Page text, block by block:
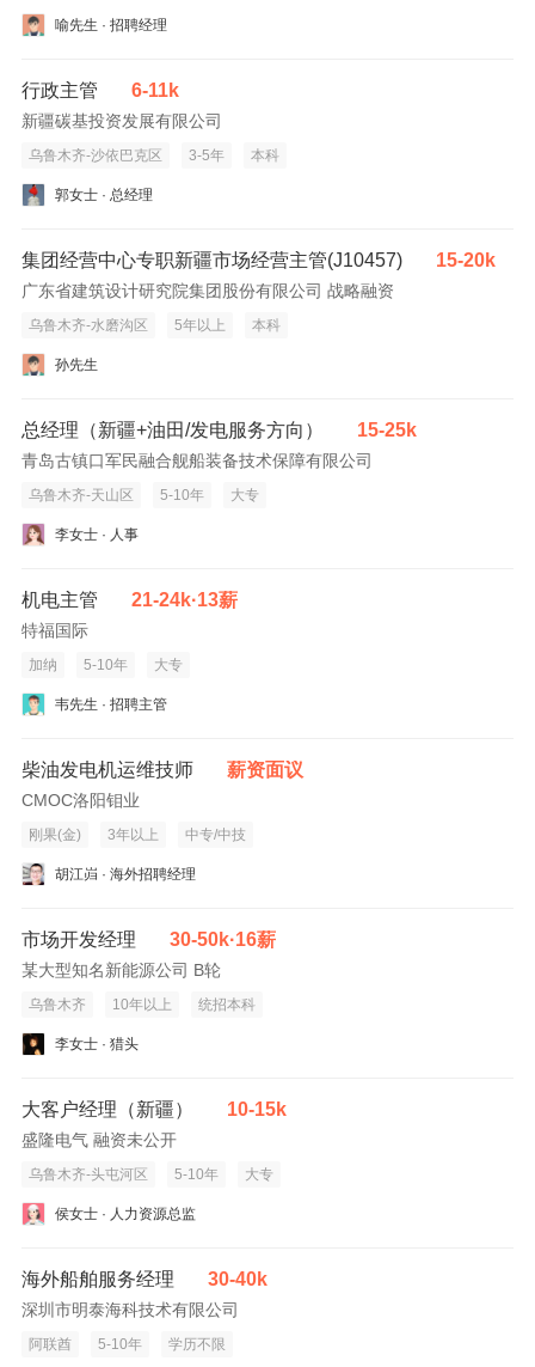
喻先生 · 招聘经理
行政主管 6-11k
新疆碳基投资发展有限公司
乌鲁木齐-沙依巴克区 3-5年 本科
郭女士 · 总经理
集团经营中心专职新疆市场经营主管(J10457) 15-20k
广东省建筑设计研究院集团股份有限公司 战略融资
乌鲁木齐-水磨沟区 5年以上 本科
孙先生
总经理（新疆+油田/发电服务方向） 15-25k
青岛古镇口军民融合舰船装备技术保障有限公司
乌鲁木齐-天山区 5-10年 大专
李女士 · 人事
机电主管 21-24k·13薪
特福国际
加纳 5-10年 大专
韦先生 · 招聘主管
柴油发电机运维技师 薪资面议
CMOC洛阳钼业
刚果(金) 3年以上 中专/中技
胡江岿 · 海外招聘经理
市场开发经理 30-50k·16薪
某大型知名新能源公司 B轮
乌鲁木齐 10年以上 统招本科
李女士 · 猎头
大客户经理（新疆） 10-15k
盛隆电气 融资未公开
乌鲁木齐-头屯河区 5-10年 大专
侯女士 · 人力资源总监
海外船舶服务经理 30-40k
深圳市明泰海科技术有限公司
阿联酋 5-10年 学历不限